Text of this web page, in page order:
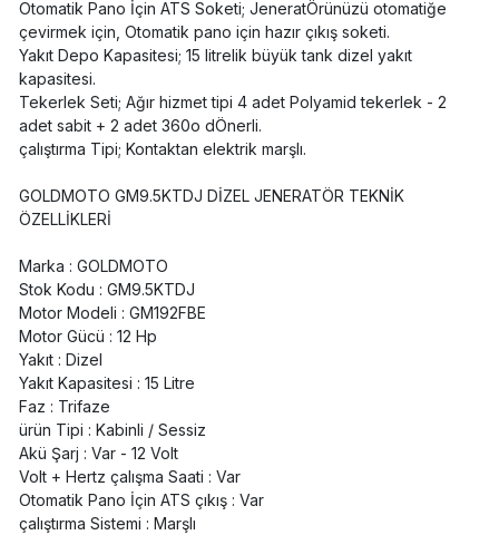
Otomatik Pano İçin ATS Soketi; JeneratÖrünüzü otomatiğe
çevirmek için, Otomatik pano için hazır çıkış soketi.
Yakıt Depo Kapasitesi; 15 litrelik büyük tank dizel yakıt
kapasitesi.
Tekerlek Seti; Ağır hizmet tipi 4 adet Polyamid tekerlek - 2
adet sabit + 2 adet 360o dÖnerli.
çalıştırma Tipi; Kontaktan elektrik marşlı.
GOLDMOTO GM9.5KTDJ DİZEL JENERATÖR TEKNİK
ÖZELLİKLERİ
Marka : GOLDMOTO
Stok Kodu : GM9.5KTDJ
Motor Modeli : GM192FBE
Motor Gücü : 12 Hp
Yakıt : Dizel
Yakıt Kapasitesi : 15 Litre
Faz : Trifaze
ürün Tipi : Kabinli / Sessiz
Akü Şarj : Var - 12 Volt
Volt + Hertz çalışma Saati : Var
Otomatik Pano İçin ATS çıkış : Var
çalıştırma Sistemi : Marşlı